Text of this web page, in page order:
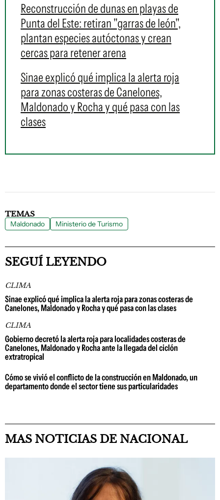
Reconstrucción de dunas en playas de
Punta del Este: retiran "garras de león",
plantan especies autóctonas y crean
cercas para retener arena
Sinae explicó qué implica la alerta roja
para zonas costeras de Canelones,
Maldonado y Rocha y qué pasa con las
clases
TEMAS
Maldonado Ministerio de Turismo
SEGUÍ LEYENDO
CLIMA
Sinae explicó qué implica la alerta roja para zonas costeras de
Canelones, Maldonado y Rocha y qué pasa con las clases
CLIMA
Gobierno decretó la alerta roja para localidades costeras de
Canelones, Maldonado y Rocha ante la llegada del ciclón
extratropical
Cómo se vivió el conflicto de la construcción en Maldonado, un
departamento donde el sector tiene sus particularidades
MAS NOTICIAS DE NACIONAL